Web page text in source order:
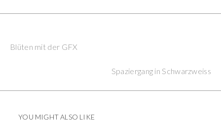
Reading
Blüten mit der GFX
Spaziergang in Schwarzweiss
YOU MIGHT ALSO LIKE